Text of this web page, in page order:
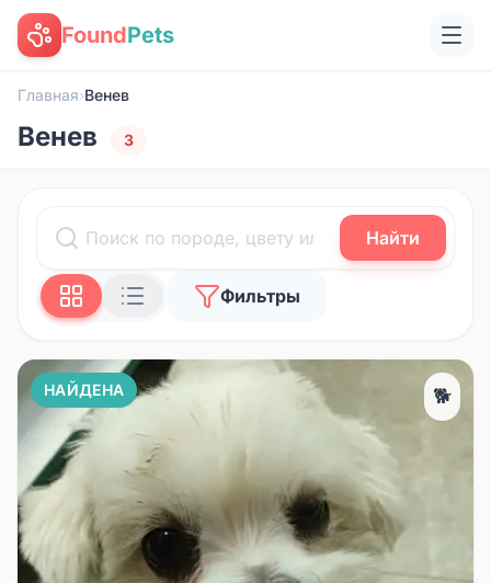
FoundPets
Главная›Венев
Венев 3
Найти
Фильтры
НАЙДЕНА 🐕